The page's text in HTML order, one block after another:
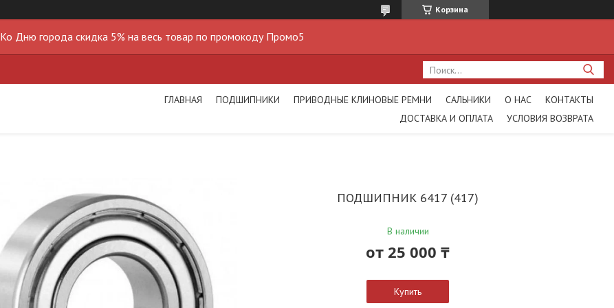
Корзина
Ко Дню города скидка 5% на весь товар по промокоду Промо5
ГЛАВНАЯ ПОДШИПНИКИ ПРИВОДНЫЕ КЛИНОВЫЕ РЕМНИ САЛЬНИКИ О НАС
КОНТАКТЫ
ДОСТАВКА И ОПЛАТА
УСЛОВИЯ ВОЗВРАТА
ПОДШИПНИК 6417 (417)
В наличии
от25 000 ₸
Купить